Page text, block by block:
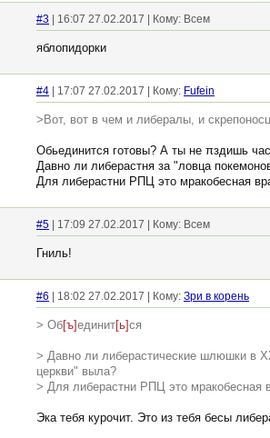
#3 | 16:07 27.02.2017 | Кому: Всем
яблопидорки
#4 | 17:07 27.02.2017 | Кому: Fufein
>Вот, вот в чем и либералы, и
Обьединится готовы? А ты не πздишь
Давно ли либерастня за "ловца
Для либерастни РПЦ это мракобесная
#5 | 17:09 27.02.2017 | Кому: Всем
Гниль!
#6 | 18:02 27.02.2017 | Кому: Зри в корень
> Об[ъ]единит[ь]ся
> Давно ли либерастические шлюшки в
церкви" выла?
> Для либерастни РПЦ это мракобесная
Эка тебя курочит. Это из тебя бесы